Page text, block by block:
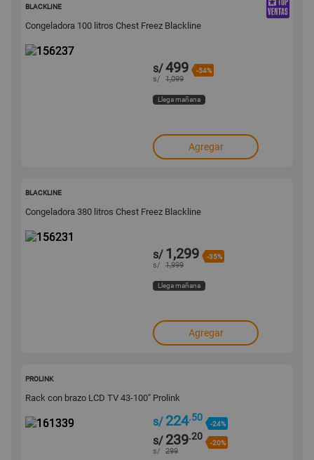
BLACKLINE
Congeladora 100 litros Chest Freez Blackline
s/499 -54%
s/ 1,099
Llega mañana
Agregar
BLACKLINE
Congeladora 380 litros Chest Freez Blackline
s/ 1,299 -35%
s/ 1,999
Llega mañana
Agregar
PROLINK
Rack con brazo LCD TV 43-100" Prolink
s/ 224.50
-24%
s/ 239.20
-20%
s/ 299